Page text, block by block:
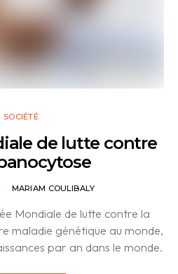
SOCIÉTÉ
de lutte contre
MARIAM COULIBALY
Mondiale de lutte contre la
maladie génétique au monde,
par an dans le monde.